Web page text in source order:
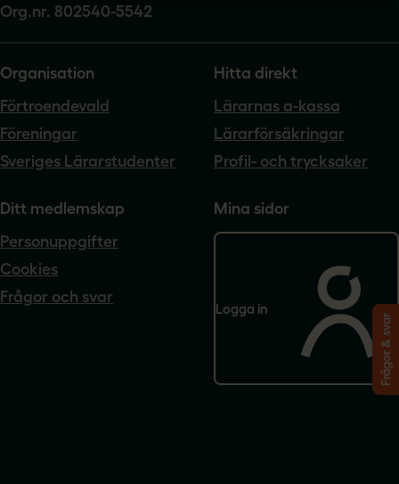
Org.nr. 802540-5542
Organisation
Förtroendevald
Föreningar
Sveriges Lärarstudenter
Hitta direkt
Lärarnas a-kassa
Lärarförsäkringar
Profil- och trycksaker
Ditt medlemskap
Personuppgifter
Cookies
Frågor och svar
Mina sidor
Logga in
Frågor & svar